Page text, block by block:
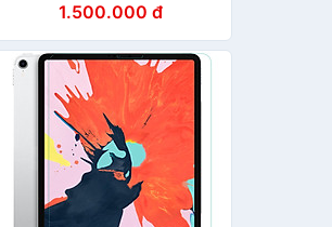
1.500.000 đ